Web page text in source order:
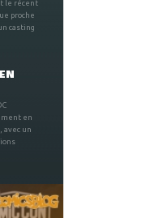
le récent
proche
casting
en
avec un